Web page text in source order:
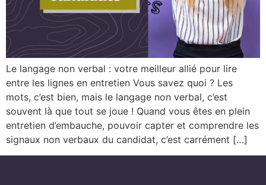
Le langage non verbal : votre meilleur allié pour lire
entre les lignes en entretien Vous savez quoi ? Les
mots, c’est bien, mais le langage non verbal, c’est
souvent là que tout se joue ! Quand vous êtes en plein
entretien d’embauche, pouvoir capter et comprendre les
signaux non verbaux du candidat, c’est carrément […]